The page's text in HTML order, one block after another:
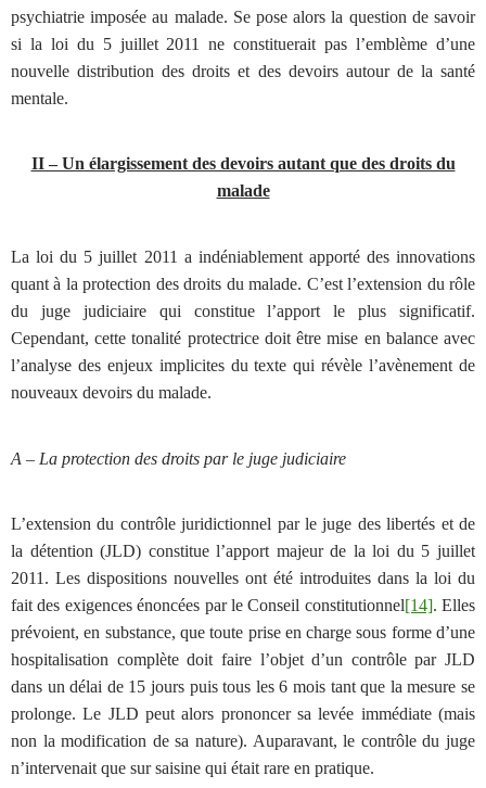
psychiatrie imposée au malade. Se pose alors la question de savoir
si la loi du 5 juillet 2011 ne constituerait pas l’emblème d’une
nouvelle distribution des droits et des devoirs autour de la santé
mentale.
II – Un élargissement des devoirs autant que des droits du
malade
La loi du 5 juillet 2011 a indéniablement apporté des innovations
quant à la protection des droits du malade. C’est l’extension du rôle
du juge judiciaire qui constitue l’apport le plus significatif.
Cependant, cette tonalité protectrice doit être mise en balance avec
l’analyse des enjeux implicites du texte qui révèle l’avènement de
nouveaux devoirs du malade.
A – La protection des droits par le juge judiciaire
L’extension du contrôle juridictionnel par le juge des libertés et de
la détention (JLD) constitue l’apport majeur de la loi du 5 juillet
2011. Les dispositions nouvelles ont été introduites dans la loi du
fait des exigences énoncées par le Conseil constitutionnel[14]. Elles
prévoient, en substance, que toute prise en charge sous forme d’une
hospitalisation complète doit faire l’objet d’un contrôle par JLD
dans un délai de 15 jours puis tous les 6 mois tant que la mesure se
prolonge. Le JLD peut alors prononcer sa levée immédiate (mais
non la modification de sa nature). Auparavant, le contrôle du juge
n’intervenait que sur saisine qui était rare en pratique.